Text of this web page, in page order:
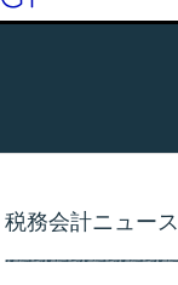
税務会計ニュース